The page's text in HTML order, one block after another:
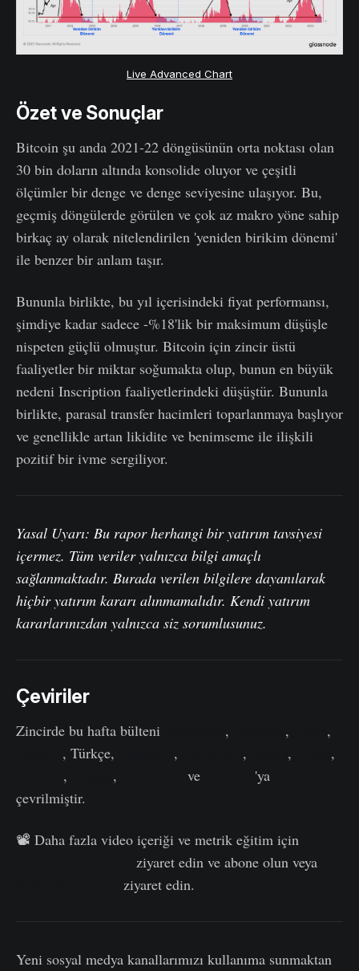
Live Advanced Chart
Özet ve Sonuçlar
Bitcoin şu anda 2021-22 döngüsünün orta noktası olan
30 bin doların altında konsolide oluyor ve çeşitli
ölçümler bir denge ve denge seviyesine ulaşıyor. Bu,
geçmiş döngülerde görülen ve çok az makro yöne sahip
birkaç ay olarak nitelendirilen 'yeniden birikim dönemi'
ile benzer bir anlam taşır.
Bununla birlikte, bu yıl içerisindeki fiyat performansı,
şimdiye kadar sadece -%18'lik bir maksimum düşüşle
nispeten güçlü olmuştur. Bitcoin için zincir üstü
faaliyetler bir miktar soğumakta olup, bunun en büyük
nedeni Inscription faaliyetlerindeki düşüştür. Bununla
birlikte, parasal transfer hacimleri toparlanmaya başlıyor
ve genellikle artan likidite ve benimseme ile ilişkili
pozitif bir ivme sergiliyor.
Yasal Uyarı: Bu rapor herhangi bir yatırım tavsiyesi
içermez. Tüm veriler yalnızca bilgi amaçlı
sağlanmaktadır. Burada verilen bilgilere dayanılarak
hiçbir yatırım kararı alınmamalıdır. Kendi yatırım
kararlarınızdan yalnızca siz sorumlusunuz.
Çeviriler
Zincirde bu hafta bülteni , ,
,
, Türkçe, , , ,
,
, , ve
'ya
çevrilmiştir.
📽️ Daha fazla video içeriği ve metrik eğitim için
ziyaret edin ve abone olun veya
ziyaret edin.
Yeni sosyal medya kanallarımızı kullanıma sunmaktan